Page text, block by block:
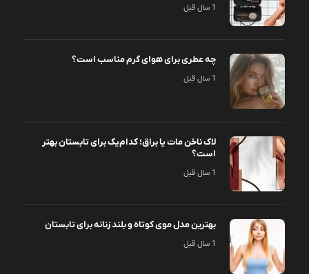
1 سال قبل
چه عطری برای هوای گرم مناسب است؟
1 سال قبل
لاک ناخن مات یا براق؛ کدام‌یک برای تابستان بهتر
است؟
1 سال قبل
بهترین مدل موی کوتاه و بلند زنانه برای تابستان
1 سال قبل